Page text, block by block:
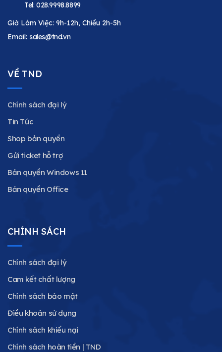
Tel: 028.9998.8899
Giờ Làm Việc: 9h-12h, Chiều 2h-5h
Email: sales@tnd.vn
VỀ TND
Chính sách đại lý
Tin Tức
Shop bản quyền
Gửi ticket hỗ trợ
Bản quyền Windows 11
Bản quyền Office
CHÍNH SÁCH
Chính sách đại lý
Cam kết chất lượng
Chính sách bảo mật
Điều khoản sử dụng
Chính sách khiếu nại
Chính sách hoàn tiền | TND